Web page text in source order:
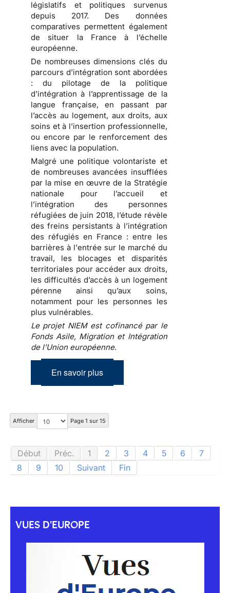
législatifs et politiques survenus
depuis 2017. Des données
comparatives permettent également
de situer la France à l’échelle
européenne.
De nombreuses dimensions clés du
parcours d’intégration sont abordées
: du pilotage de la politique
d’intégration à l’apprentissage de la
langue française, en passant par
l’accès au logement, aux droits, aux
soins et à l’insertion professionnelle,
ou encore par le renforcement des
liens avec la population.
Malgré une politique volontariste et
de nombreuses avancées insufflées
par la mise en œuvre de la Stratégie
nationale pour l’accueil et
l’intégration des personnes
réfugiées de juin 2018, l’étude révèle
des freins persistants à l’intégration
des réfugiés en France : entre les
barrières à l'entrée sur le marché du
travail, les blocages et disparités
territoriales pour accéder aux droits,
les difficultés d’accès à un logement
pérenne ainsi qu’aux soins,
notamment pour les personnes les
plus vulnérables.
Le projet NIEM est cofinancé par le
Fonds Asile, Migration et Intégration
de l’Union européenne.
En savoir plus
Afficher Page 1 sur 15
Début Préc. 1 2 3 4 5 6
7
8
9 10 Suivant Fin
VUES D'EUROPE